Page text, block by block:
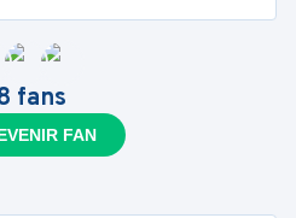
fans
FAN